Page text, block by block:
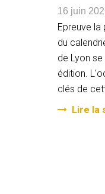
16 juin
Epreuve la
du
de Lyon
édition.
clés de
Lire la